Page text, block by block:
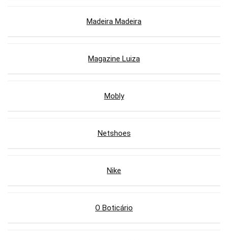
Madeira Madeira
Magazine Luiza
Mobly
Netshoes
Nike
O Boticário